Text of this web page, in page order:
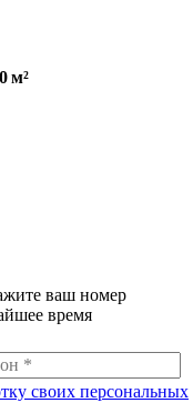
м²
ваш номер
время
своих персональных